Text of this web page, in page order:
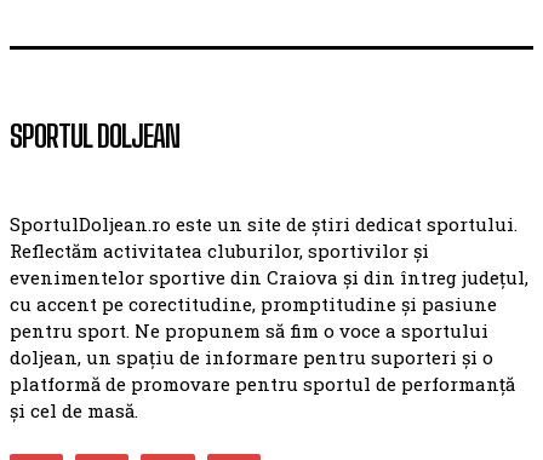
SPORTUL DOLJEAN
SportulDoljean.ro este un site de știri dedicat sportului.
Reflectăm activitatea cluburilor, sportivilor și
evenimentelor sportive din Craiova și din întreg județul,
cu accent pe corectitudine, promptitudine și pasiune
pentru sport. Ne propunem să fim o voce a sportului
doljean, un spațiu de informare pentru suporteri și o
platformă de promovare pentru sportul de performanță
și cel de masă.